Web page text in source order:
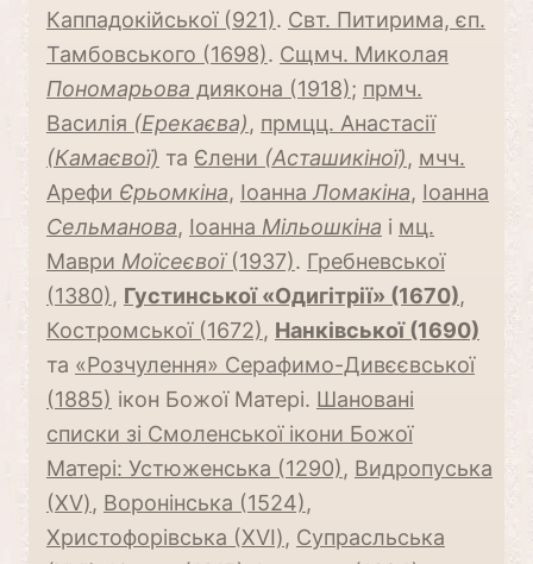
Каппадокійської (921). Свт. Питирима, єп.
Тамбовського (1698). Сщмч. Миколая
Пономарьова диякона (1918); прмч.
Василія (Ерекаєва), прмцц. Анастасії
(Камаєвої) та Єлени (Асташикіної), мчч.
Арефи Єрьомкіна, Іоанна Ломакіна, Іоанна
Сельманова, Іоанна Мільошкіна і мц.
Маври Моїсеєвої(1937). Гребневської
(1380), Густинської «Одигітрії» (1670),
Костромської (1672), Нанківської (1690)
та «Розчулення» Серафимо-Дивєєвської
(1885) ікон Божої Матері. Шановані
списки зі Смоленської ікони Божої
Матері: Устюженська (1290), Видропуська
(ХV), Воронінська (1524),
Христофорівська (ХVI), Супрасльська